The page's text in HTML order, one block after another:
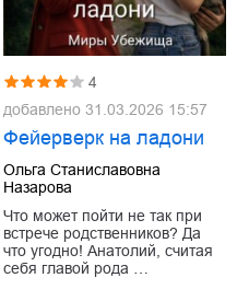
4
добавлено 31.03.2026 15:57
Фейерверк на ладони
Ольга Станиславовна
Назарова
Что может пойти не так при
встрече родственников? Да
что угодно! Анатолий, считая
себя главой рода …